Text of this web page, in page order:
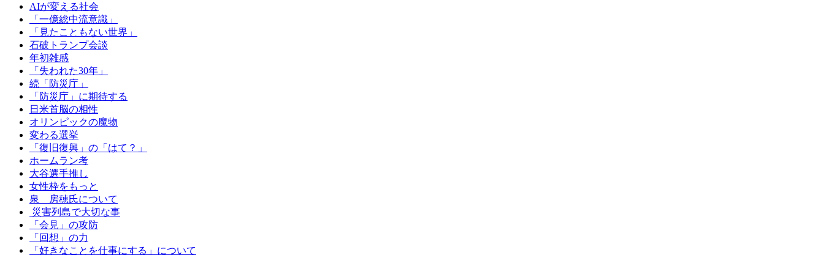
AIが変える社会
「一億総中流意識」
「見たこともない世界」
石破トランプ会談
年初雑感
「失われた30年」
続「防災庁」
「防災庁」に期待する
日米首脳の相性
オリンピックの魔物
変わる選挙
「復旧復興」の「はて？」
ホームラン考
大谷選手推し
女性枠をもっと
泉 房穂氏について
災害列島で大切な事
「会見」の攻防
「回想」の力
「好きなことを仕事にする」について